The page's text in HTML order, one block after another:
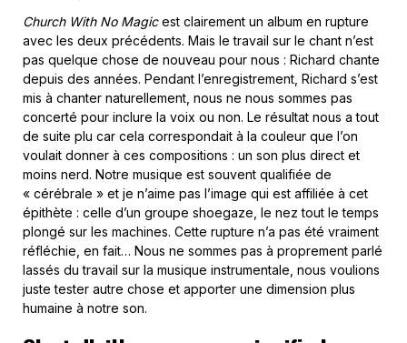
Church With No Magicest clairement un album en rupture
avec les deux précédents. Mais le travail sur le chant n’est
pas quelque chose de nouveau pour nous : Richard chante
depuis des années. Pendant l’enregistrement, Richard s’est
mis à chanter naturellement, nous ne nous sommes pas
concerté pour inclure la voix ou non. Le résultat nous a tout
de suite plu car cela correspondait à la couleur que l’on
voulait donner à ces compositions : un son plus direct et
moins nerd. Notre musique est souvent qualifiée de
« cérébrale » et je n’aime pas l’image qui est affiliée à cet
épithète : celle d’un groupe shoegaze, le nez tout le temps
plongé sur les machines. Cette rupture n’a pas été vraiment
réfléchie, en fait… Nous ne sommes pas à proprement parlé
lassés du travail sur la musique instrumentale, nous voulions
juste tester autre chose et apporter une dimension plus
humaine à notre son.